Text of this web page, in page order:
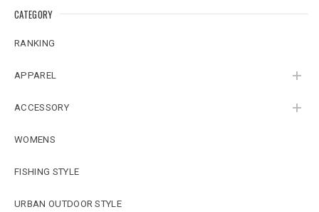
CATEGORY
RANKING
APPAREL
ACCESSORY
WOMENS
FISHING STYLE
URBAN OUTDOOR STYLE